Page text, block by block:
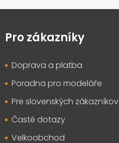
pPro zákazníky
Doprava a platba
Poradna pro modeláře
Pre slovenských zákazníkov
Časté dotazy
Velkoobchod